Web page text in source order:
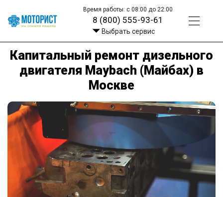
Время работы: с 08:00 до 22:00
8 (800) 555-93-61
Выбрать сервис
Капитальный ремонт дизельного
двигателя Maybach (Майбах) в
Москве